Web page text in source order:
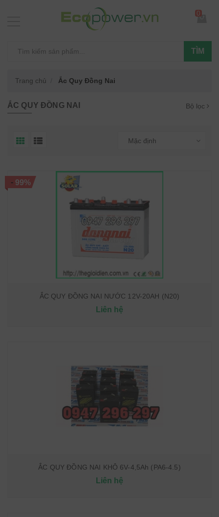
TÌM
0
Trang chủ Ắc Quy Đồng Nai
ẮC QUY ĐỒNG NAI Bộ lọc
Mặc định
-99%
ẮC QUY ĐỒNG NAI NƯỚC 12V-20AH (N20)
Liên hệ
ẮC QUY ĐỒNG NAI KHÔ 6V-4,5Ah (PA6-4.5)
Liên hệ